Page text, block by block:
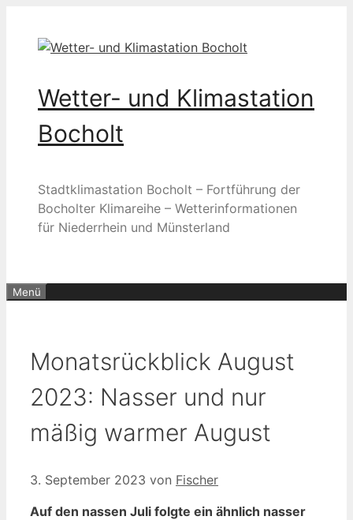
springen
Wetter- und Klimastation
Bocholt
Stadtklimastation Bocholt – Fortführung der
Bocholter Klimareihe – Wetterinformationen
für Niederrhein und Münsterland
Menü
Monatsrückblick August
2023: Nasser und nur
mäßig warmer August
3. September 2023 von Fischer
Auf den nassen Juli folgte ein ähnlich nasser